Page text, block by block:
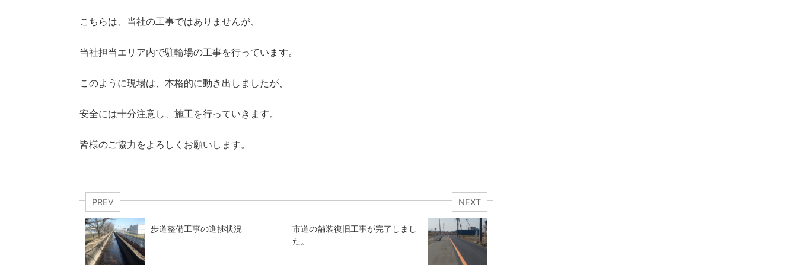
こちらは、当社の工事ではありませんが、
当社担当エリア内で駐輪場の工事を行っています。
このように現場は、本格的に動き出しましたが、
安全には十分注意し、施工を行っていきます。
皆様のご協力をよろしくお願いします。
PREV
歩道整備工事の進捗状況
NEXT
市道の舗装復旧工事が完了しまし
た。